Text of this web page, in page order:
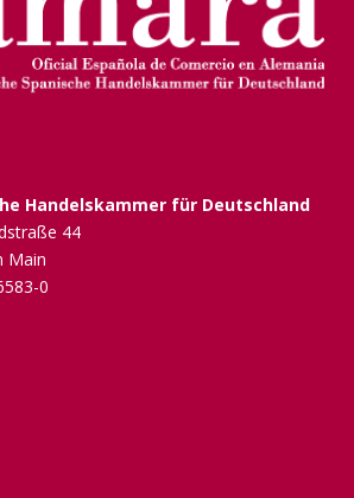
Handelskammer für Deutschland
44
Main
0